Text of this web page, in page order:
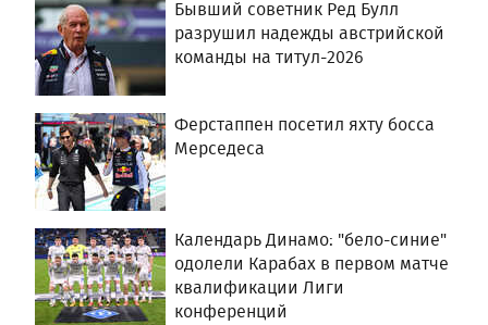
Бывший советник Ред Булл
разрушил надежды австрийской
команды на титул-2026
Ферстаппен посетил яхту босса
Мерседеса
Календарь Динамо: "бело-синие"
одолели Карабах в первом матче
квалификации Лиги
конференций